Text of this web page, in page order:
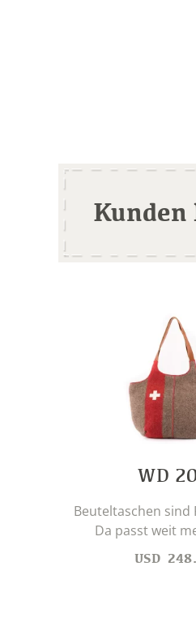
Kunden
WD
Beuteltaschen sind
Da passt weit
USD